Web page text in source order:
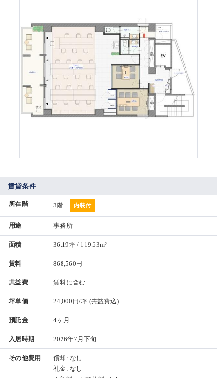
賃貸条件
所在階 3階 内装付
用途 事務所
面積 36.19坪 / 119.63m²
賃料 868,560円
共益費 賃料に含む
坪単価 24,000円/坪 (共益費込)
預託金 4ヶ月
入居時期 2026年7月下旬
その他費用
償却: なし
礼金: なし